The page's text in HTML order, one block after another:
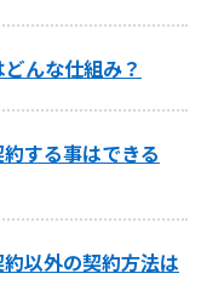
んな仕組み？
する事はできる
以外の契約方法は